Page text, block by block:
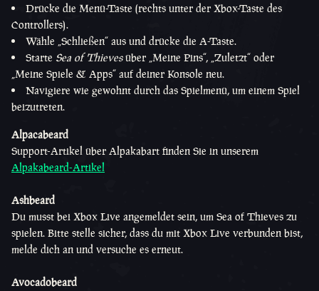
Drücke die Menü-Taste (rechts unter der Xbox-Taste des
Controllers).
Wähle „Schließen“ aus und drücke die A-Taste.
Starte Sea of Thievesüber „Meine Pins“, „Zuletzt“ oder
„Meine Spiele & Apps“ auf deiner Konsole neu.
Navigiere wie gewohnt durch das Spielmenü, um einem Spiel
beizutreten.
Alpacabeard
Support-Artikel über Alpakabart finden Sie in unserem
Alpakabeard-Artikel
Ashbeard
Du musst bei Xbox Live angemeldet sein, um Sea of Thieves zu
spielen. Bitte stelle sicher, dass du mit Xbox Live verbunden bist,
melde dich an und versuche es erneut.
Avocadobeard